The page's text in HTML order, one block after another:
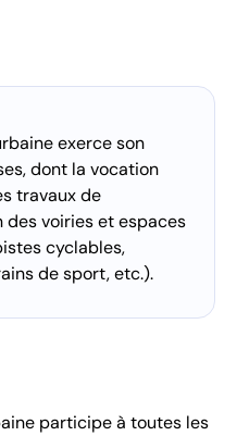
exerce son
dont la vocation
travaux de
voiries et espaces
cyclables,
de sport, etc.).
participe à toutes les